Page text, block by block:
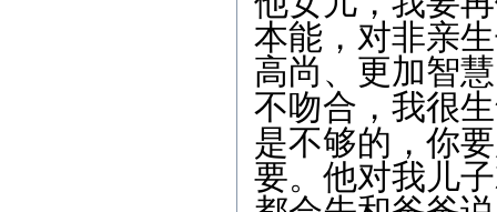
本能，对非亲
高尚、更加智
不吻合，我很
是不够的，你
要。他对我儿